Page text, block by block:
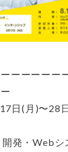
ーーーーー
日(月)〜28
・Webシ